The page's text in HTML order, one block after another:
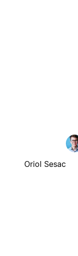
Oriol Sesac